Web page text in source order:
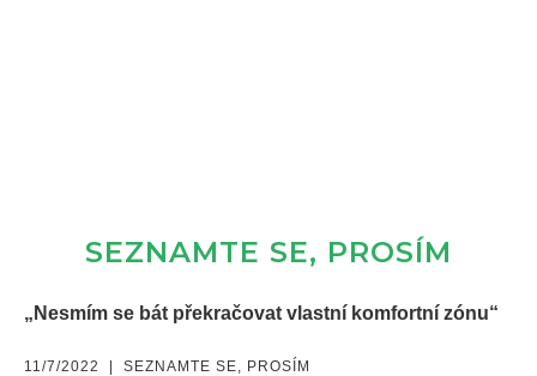
SEZNAMTE SE, PROSÍM
„Nesmím se bát překračovat vlastní komfortní zónu“
11/7/2022 SEZNAMTE SE, PROSÍM